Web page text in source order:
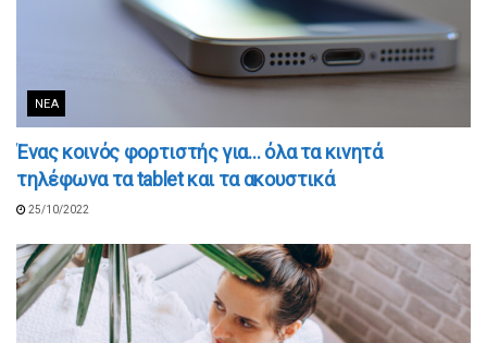
ΝΈΑ
Ένας κοινός φορτιστής για… όλα τα κινητά
τηλέφωνα τα tablet και τα ακουστικά
25/10/2022